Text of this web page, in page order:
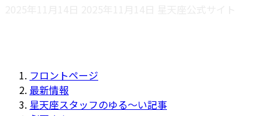
時
フロントページ
最新情報
星天座スタッフのゆる～い記事